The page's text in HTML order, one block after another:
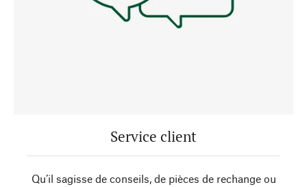
Service client
Qu’il sagisse de conseils, de pièces de rechange ou